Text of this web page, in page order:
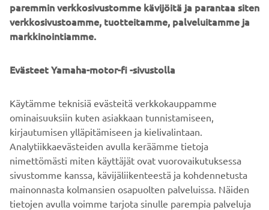
DISCOVER MORE
paremmin verkkosivustomme kävijöitä ja parantaa siten
verkkosivustoamme, tuotteitamme, palveluitamme ja
markkinointiamme.
Evästeet Yamaha-motor-fi -sivustolla
Käytämme teknisiä evästeitä verkkokauppamme
ominaisuuksiin kuten asiakkaan tunnistamiseen,
kirjautumisen ylläpitämiseen ja kielivalintaan.
Analytiikkaevästeiden avulla keräämme tietoja
nimettömästi miten käyttäjät ovat vuorovaikutuksessa
sivustomme kanssa, kävijäliikenteestä ja kohdennetusta
mainonnasta kolmansien osapuolten palveluissa. Näiden
tietojen avulla voimme tarjota sinulle parempia palveluja